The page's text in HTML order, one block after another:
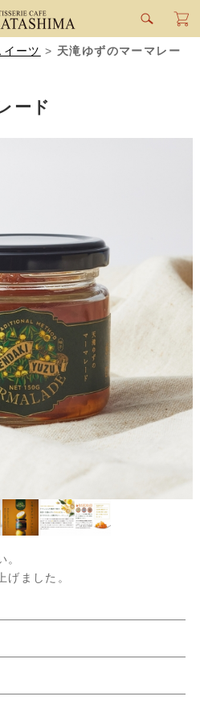
イーツ > 天滝ゆずのマーマレー
ード
。
げました。